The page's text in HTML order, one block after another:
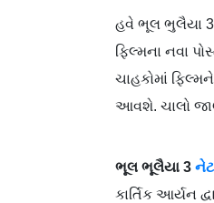
હવે ભૂલ ભુલૈયા
ફિલ્મના નવા
ચાહકોમાં
આવશે. ચાલો
ભૂલ ભૂલૈયા 3
કાર્તિક આર્યન